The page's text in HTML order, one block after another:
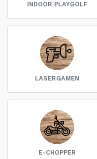
INDOOR PLAYGOLF
LASERGAMEN
E-CHOPPER